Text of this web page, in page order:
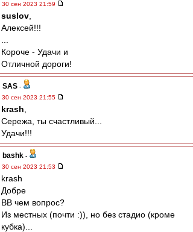
30 сен 2023 21:59
suslov
Алексей!!!
Короче - Удачи и
Отличной дороги!
SAS -
30 сен 2023 21:55
krash
Сережа, ты счастливый...
Удачи!!!
bashk -
30 сен 2023 21:53
krash
Добре
ВВ чем вопрос?
Из местных (почти :)), но без стадио (кроме
кубка)...